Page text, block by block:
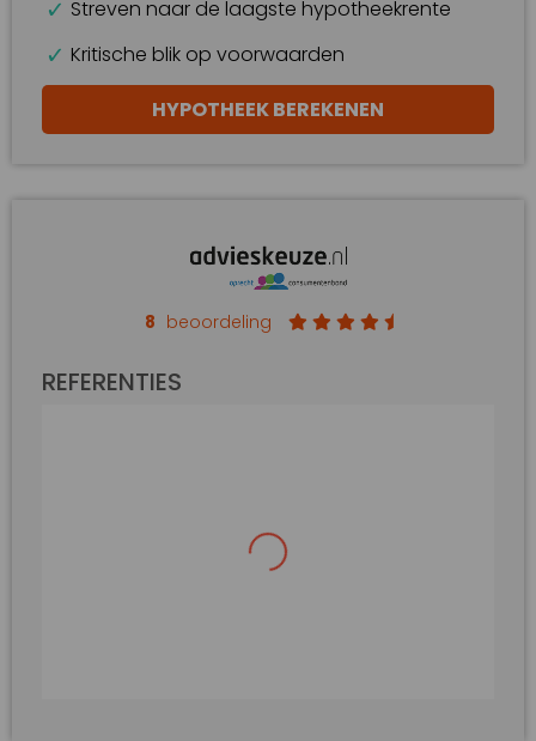
Streven naar de laagste hypotheekrente
Kritische blik op voorwaarden
HYPOTHEEK BEREKENEN
8 beoordeling
REFERENTIES
direct advies over de